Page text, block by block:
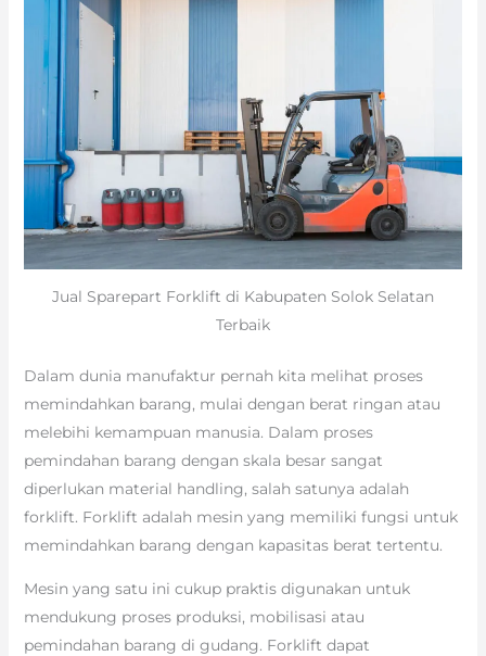
Jual Sparepart Forklift di Kabupaten Solok Selatan
Terbaik
Dalam dunia manufaktur pernah kita melihat proses
memindahkan barang, mulai dengan berat ringan atau
melebihi kemampuan manusia. Dalam proses
pemindahan barang dengan skala besar sangat
diperlukan material handling, salah satunya adalah
forklift. Forklift adalah mesin yang memiliki fungsi untuk
memindahkan barang dengan kapasitas berat tertentu.
Mesin yang satu ini cukup praktis digunakan untuk
mendukung proses produksi, mobilisasi atau
pemindahan barang di gudang. Forklift dapat